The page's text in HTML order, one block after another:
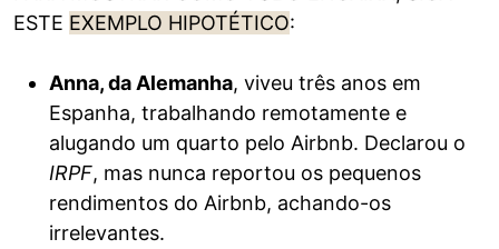
ESTE EXEMPLO HIPOTÉTICO:
Anna, da Alemanha, viveu três anos em
Espanha, trabalhando remotamente e
alugando um quarto pelo Airbnb. Declarou o
IRPF, mas nunca reportou os pequenos
rendimentos do Airbnb, achando-os
irrelevantes.